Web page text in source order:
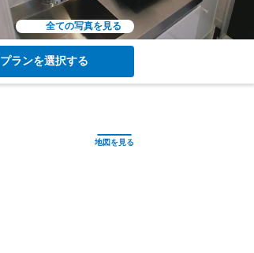
全ての写真を見る
プランを選択する